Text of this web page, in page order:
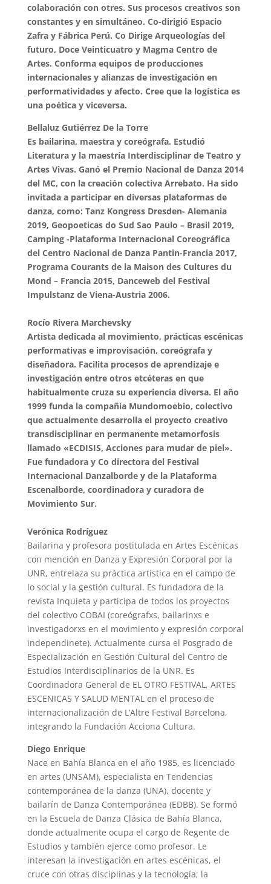
colaboración con otres. Sus procesos creativos son
constantes y en simultáneo. Co-dirigió Espacio
Zafra y Fábrica Perú. Co Dirige Arqueologías del
futuro, Doce Veinticuatro y Magma Centro de
Artes. Conforma equipos de producciones
internacionales y alianzas de investigación en
performatividades y afecto. Cree que la logística es
una poética y viceversa.
Bellaluz Gutiérrez De la Torre
Es bailarina, maestra y coreógrafa. Estudió
Literatura y la maestría Interdisciplinar de Teatro y
Artes Vivas. Ganó el Premio Nacional de Danza 2014
del MC, con la creación colectiva Arrebato. Ha sido
invitada a participar en diversas plataformas de
danza, como: Tanz Kongress Dresden- Alemania
2019, Geopoeticas do Sud Sao Paulo – Brasil 2019,
Camping -Plataforma Internacional Coreográfica
del Centro Nacional de Danza Pantin-Francia 2017,
Programa Courants de la Maison des Cultures du
Mond – Francia 2015, Danceweb del Festival
Impulstanz de Viena-Austria 2006.
Rocío Rivera Marchevsky
Artista dedicada al movimiento, prácticas escénicas
performativas e improvisación, coreógrafa y
diseñadora. Facilita procesos de aprendizaje e
investigación entre otros etcéteras en que
habitualmente cruza su experiencia diversa. El año
1999 funda la compañía Mundomoebio, colectivo
que actualmente desarrolla el proyecto creativo
transdisciplinar en permanente metamorfosis
llamado «ECDISIS, Acciones para mudar de piel».
Fue fundadora y Co directora del Festival
Internacional Danzalborde y de la Plataforma
Escenalborde, coordinadora y curadora de
Movimiento Sur.
Verónica Rodríguez
Bailarina y profesora postitulada en Artes Escénicas
con mención en Danza y Expresión Corporal por la
UNR, entrelaza su práctica artística en el campo de
lo social y la gestión cultural. Es fundadora de la
revista Inquieta y participa de todos los proyectos
del colectivo COBAI (coreógrafxs, bailarinxs e
investigadorxs en el movimiento y expresión corporal
independinete). Actualmente cursa el Posgrado de
Especialización en Gestión Cultural del Centro de
Estudios Interdisciplinarios de la UNR. Es
Coordinadora General de EL OTRO FESTIVAL, ARTES
ESCENICAS Y SALUD MENTAL en el proceso de
internacionalización de L’Altre Festival Barcelona,
integrando la Fundación Acciona Cultura.
Diego Enrique
Nace en Bahía Blanca en el año 1985, es licenciado
en artes (UNSAM), especialista en Tendencias
contemporánea de la danza (UNA), docente y
bailarín de Danza Contemporánea (EDBB). Se formó
en la Escuela de Danza Clásica de Bahía Blanca,
donde actualmente ocupa el cargo de Regente de
Estudios y también ejerce como profesor. Le
interesan la investigación en artes escénicas, el
cruce con otras disciplinas y la tecnología; la